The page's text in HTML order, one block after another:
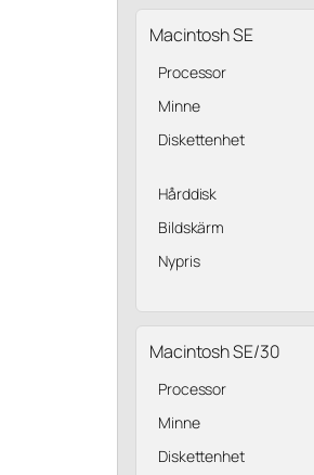
Macintosh SE
Processor
Minne
Diskettenhet
Hårddisk
Bildskärm
Nypris
Macintosh SE/30
Processor
Minne
Diskettenhet